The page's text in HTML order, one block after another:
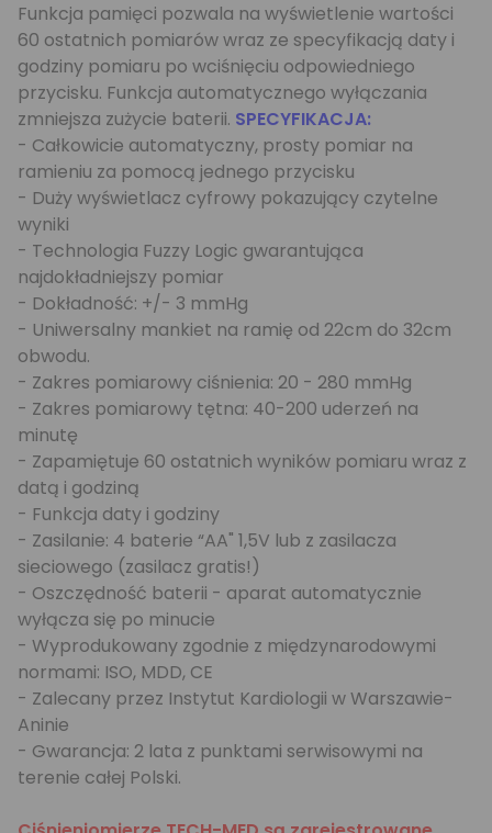
Funkcja pamięci pozwala na wyświetlenie wartości
60 ostatnich pomiarów wraz ze specyfikacją daty i
godziny pomiaru po wciśnięciu odpowiedniego
przycisku. Funkcja automatycznego wyłączania
zmniejsza zużycie baterii. SPECYFIKACJA:
- Całkowicie automatyczny, prosty pomiar na
ramieniu za pomocą jednego przycisku
- Duży wyświetlacz cyfrowy pokazujący czytelne
wyniki
- Technologia Fuzzy Logic gwarantująca
najdokładniejszy pomiar
- Dokładność: +/- 3 mmHg
- Uniwersalny mankiet na ramię od 22cm do 32cm
obwodu.
- Zakres pomiarowy ciśnienia: 20 - 280 mmHg
- Zakres pomiarowy tętna: 40-200 uderzeń na
minutę
- Zapamiętuje 60 ostatnich wyników pomiaru wraz z
datą i godziną
- Funkcja daty i godziny
- Zasilanie: 4 baterie “AA" 1,5V lub z zasilacza
sieciowego (zasilacz gratis!)
- Oszczędność baterii - aparat automatycznie
wyłącza się po minucie
- Wyprodukowany zgodnie z międzynarodowymi
normami: ISO, MDD, CE
- Zalecany przez Instytut Kardiologii w Warszawie-
Aninie
- Gwarancja: 2 lata z punktami serwisowymi na
terenie całej Polski.